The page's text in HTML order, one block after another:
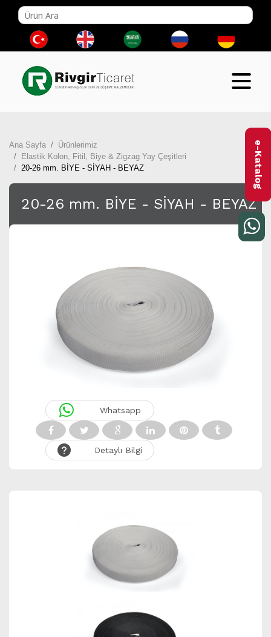
Ana Sayfa
Ürünlerimiz
Elastik Kolon, Fitil, Biye & Zigzag Yay Çeşitleri
20-26 mm. BİYE - SİYAH - BEYAZ
20-26 mm. BİYE - SİYAH - BEYAZ
Whatsapp
Detaylı Bilgi
e-Katalog